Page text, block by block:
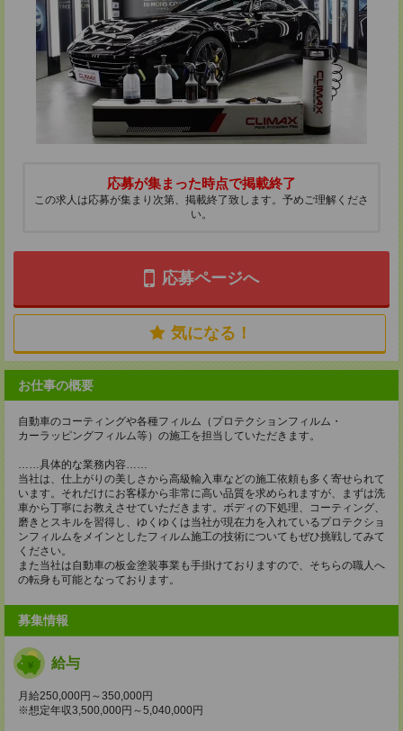
応募が集まった時点で掲載終了
この求人は応募が集まり次第、掲載終了致します。予めご理解くださ
い。
応募ページへ
気になる！
お仕事の概要
自動車のコーティングや各種フィルム（プロテクションフィルム・
カーラッピングフィルム等）の施工を担当していただきます。
……具体的な業務内容……
当社は、仕上がりの美しさから高級輸入車などの施工依頼も多く寄せられて
います。それだけにお客様から非常に高い品質を求められますが、まずは洗
車から丁寧にお教えさせていただきます。ボディの下処理、コーティング、
磨きとスキルを習得し、ゆくゆくは当社が現在力を入れているプロテクショ
ンフィルムをメインとしたフィルム施工の技術についてもぜひ挑戦してみて
ください。
また当社は自動車の板金塗装事業も手掛けておりますので、そちらの職人へ
の転身も可能となっております。
募集情報
給与
月給250,000円～350,000円
※想定年収3,500,000円～5,040,000円